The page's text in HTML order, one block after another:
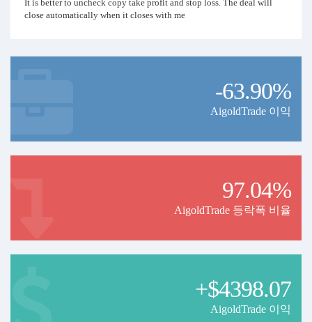
It is better to uncheck copy take profit and stop loss. The deal will
close automatically when it closes with me
-63.90%
AigoldTrade 이익
97.04%
AigoldTrade 등락폭 비율
+$4398.07
AigoldTrade 이익